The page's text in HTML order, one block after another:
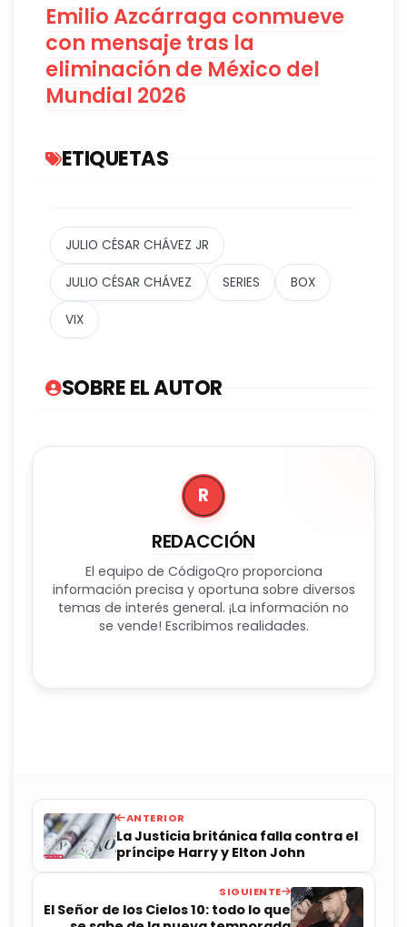
Emilio Azcárraga conmueve
con mensaje tras la
eliminación de México del
Mundial 2026
ETIQUETAS
JULIO CÉSAR CHÁVEZ JR
JULIO CÉSAR CHÁVEZ SERIES BOX
VIX
SOBRE EL AUTOR
R
REDACCIÓN
El equipo de CódigoQro proporciona
información precisa y oportuna sobre diversos
temas de interés general. ¡La información no
se vende! Escribimos realidades.
ANTERIOR
La Justicia británica falla contra el
príncipe Harry y Elton John
SIGUIENTE
El Señor de los Cielos 10: todo lo que